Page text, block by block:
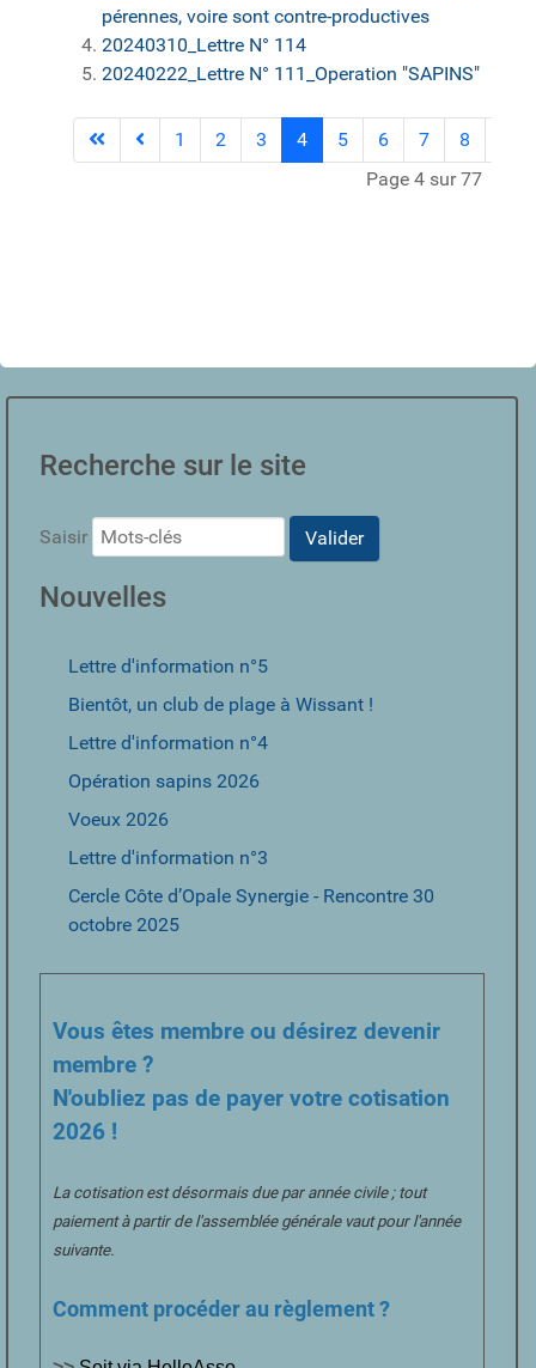
pérennes, voire sont contre-productives
20240310_Lettre N° 114
20240222_Lettre N° 111_Operation "SAPINS"
Page 4 sur 77
1 2 3 4 5 6 7 8
Recherche sur le site
Saisir Valider
Nouvelles
Lettre d'information n°5
Bientôt, un club de plage à Wissant !
Lettre d'information n°4
Opération sapins 2026
Voeux 2026
Lettre d'information n°3
Cercle Côte d’Opale Synergie - Rencontre 30
octobre 2025
Vous êtes membre ou désirez devenir
membre ?
N'oubliez pas de payer votre cotisation
2026 !
La cotisation est désormais due par année civile ; tout
paiement à partir de l'assemblée générale vaut pour l'année
suivante.
Comment procéder au règlement ?